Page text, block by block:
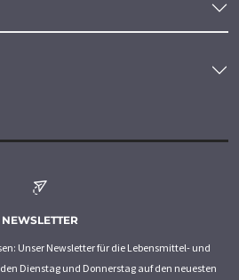
NEWSLETTER
Unser Newsletter für die Lebensmittel- und
Dienstag und Donnerstag auf den neuesten